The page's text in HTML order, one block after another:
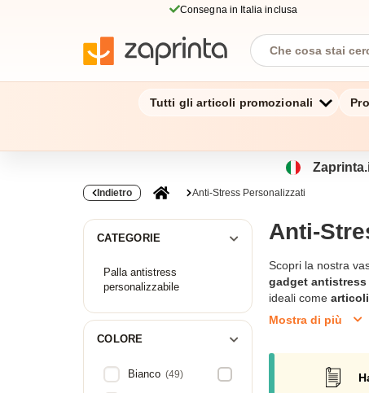
Consegna in Italia inclusa
Tutti gli articoli promozionali
Indietro Anti-Stress Personalizzati
CATEGORIE
Palla antistress
personalizzabile
COLORE
Bianco (49)
Anti-
Scopri la nostra
gadget antistress
ideali come
per la tua attività.
oggi stesso!
Mostra di più